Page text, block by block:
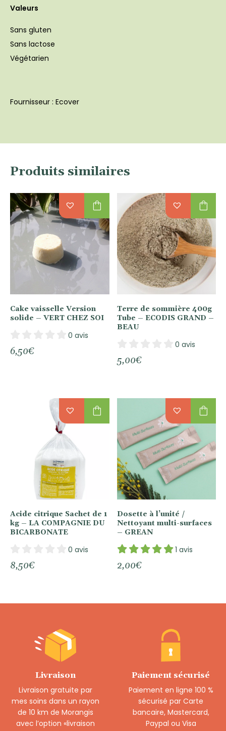
Valeurs
Sans gluten
Sans lactose
Végétarien
Fournisseur : Ecover
Produits similaires
Cake vaisselle Version
solide – VERT CHEZ SOI
0 avis
6,50€
shopping_bag
Terre de sommière 400g
Tube – ECODIS GRAND –
BEAU
0 avis
5,00€
shopping_bag
Acide citrique Sachet de 1
kg – LA COMPAGNIE DU
BICARBONATE
0 avis
8,50€
shopping_bag
Dosette à l’unité /
Nettoyant multi-surfaces
– GREAN
1 avis
2,00€
shopping_bag
Livraison
Livraison gratuite par
mes soins dans un rayon
de 10 km de Morangis
avec l’option «livraison
Paiement sécurisé
Paiement en ligne 100 %
sécurisé par Carte
bancaire, Mastercard,
Paypal ou Visa